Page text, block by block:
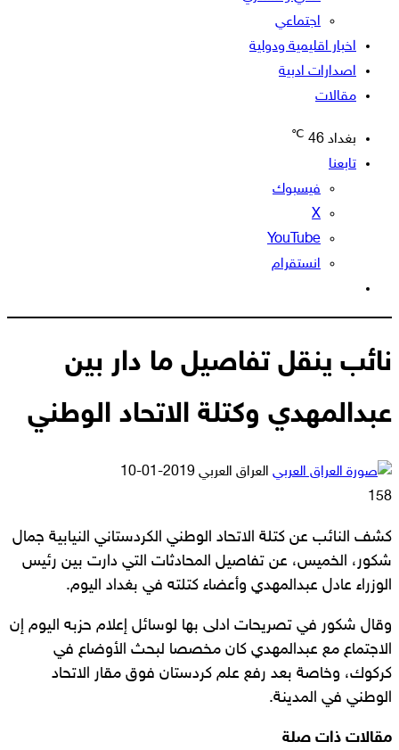
اجتماعي
اخبار اقليمية ودولية
اصدارات ادبية
مقالات
بغداد 46
℃
تابعنا
فيسبوك
‫X
‫YouTube
انستقرام
المظلم
نائب ينقل تفاصيل ما دار بين
عبدالمهدي وكتلة الاتحاد الوطني
العراق العربي أرسل
2019-01-10
158
كشف النائب عن كتلة الاتحاد الوطني الكردستاني النيابية جمال
شكور، الخميس، عن تفاصيل المحادثات التي دارت بين رئيس
الوزراء عادل عبدالمهدي وأعضاء كتلته في بغداد اليوم.
وقال شكور في تصريحات ادلى بها لوسائل إعلام حزبه اليوم إن
الاجتماع مع عبدالمهدي كان مخصصا لبحث الأوضاع في
كركوك، وخاصة بعد رفع علم كردستان فوق مقار الاتحاد
الوطني في المدينة.
مقالات ذات صلة